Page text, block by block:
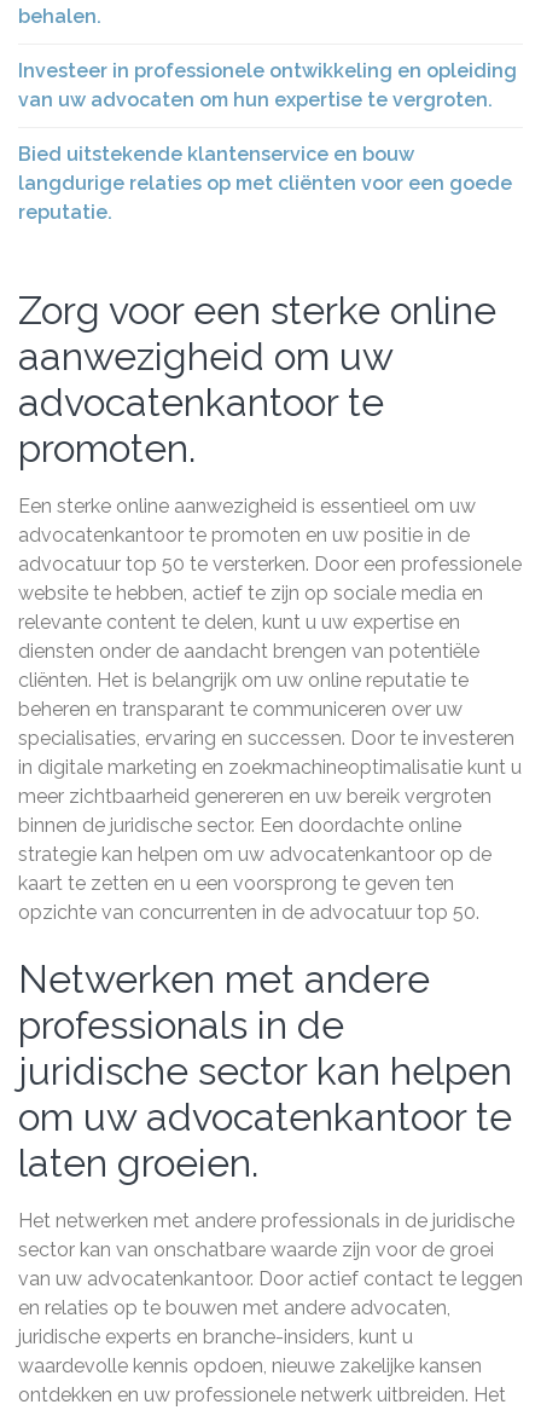
behalen.
Investeer in professionele ontwikkeling en opleiding
van uw advocaten om hun expertise te vergroten.
Bied uitstekende klantenservice en bouw
langdurige relaties op met cliënten voor een goede
reputatie.
Zorg voor een sterke online
aanwezigheid om uw
advocatenkantoor te
promoten.
Een sterke online aanwezigheid is essentieel om uw
advocatenkantoor te promoten en uw positie in de
advocatuur top 50 te versterken. Door een professionele
website te hebben, actief te zijn op sociale media en
relevante content te delen, kunt u uw expertise en
diensten onder de aandacht brengen van potentiële
cliënten. Het is belangrijk om uw online reputatie te
beheren en transparant te communiceren over uw
specialisaties, ervaring en successen. Door te investeren
in digitale marketing en zoekmachineoptimalisatie kunt u
meer zichtbaarheid genereren en uw bereik vergroten
binnen de juridische sector. Een doordachte online
strategie kan helpen om uw advocatenkantoor op de
kaart te zetten en u een voorsprong te geven ten
opzichte van concurrenten in de advocatuur top 50.
Netwerken met andere
professionals in de
juridische sector kan helpen
om uw advocatenkantoor te
laten groeien.
Het netwerken met andere professionals in de juridische
sector kan van onschatbare waarde zijn voor de groei
van uw advocatenkantoor. Door actief contact te leggen
en relaties op te bouwen met andere advocaten,
juridische experts en branche-insiders, kunt u
waardevolle kennis opdoen, nieuwe zakelijke kansen
ontdekken en uw professionele netwerk uitbreiden. Het